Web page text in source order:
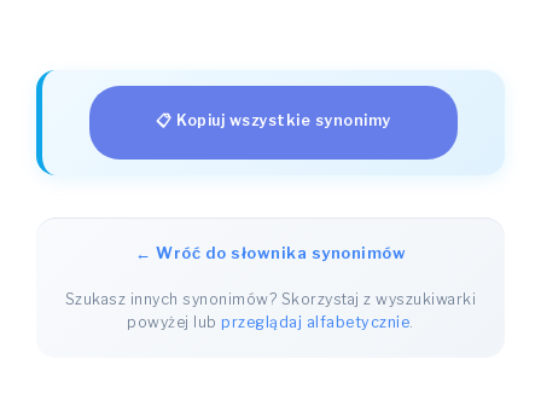
📋 Kopiuj wszystkie synonimy
← Wróć do słownika synonimów
Szukasz innych synonimów? Skorzystaj z wyszukiwarki
powyżej lubprzeglądaj alfabetycznie